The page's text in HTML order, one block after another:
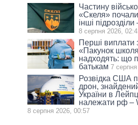
Частину
«Скеля»
інші підрозділи
8 серпня 2026,
Перші виплати
«Пакунок
надходять: що
батькам 7
Розвідка США
дрон,
України в
належати рф –
8 серпня 2026, 00:57